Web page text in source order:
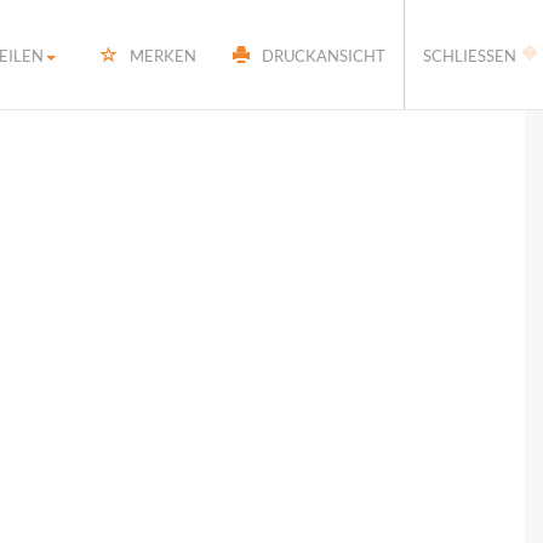
MERKEN DRUCKANSICHT �
SCHLIESSEN